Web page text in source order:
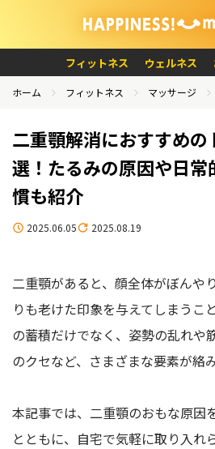
フィットネス ウェルネス
ホーム フィットネス マッサージ
二重顎解消におすすめ
選！たるみの原因や日
慣も紹介
2025.06.05 2025.08.19
二重顎があると、顔全体がぼんや
りも老けた印象を与えてしまうこ
の蓄積だけでなく、姿勢の乱れや
のクセなど、さまざまな要素が絡
本記事では、二重顎のおもな原因
とともに、自宅で気軽に取り入れ